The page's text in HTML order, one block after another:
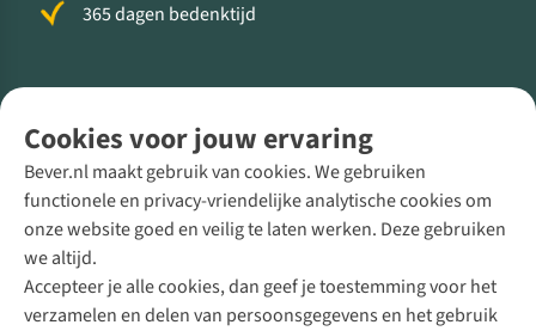
Cookies voor jouw ervaring
Bever.nl maakt gebruik van cookies. We gebruiken
functionele en privacy-vriendelijke analytische cookies om
onze website goed en veilig te laten werken. Deze gebruiken
we altijd.
Accepteer je alle cookies, dan geef je toestemming voor het
verzamelen en delen van persoonsgegevens en het gebruik
365 dagen bedenktijd
Direct advies van een Buitenexpert
+31 (0)85 888 50 88